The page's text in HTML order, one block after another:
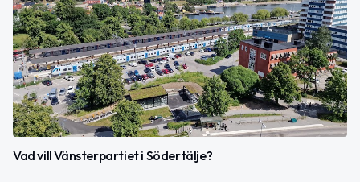
Vad vill Vänsterpartiet i Södertälje?